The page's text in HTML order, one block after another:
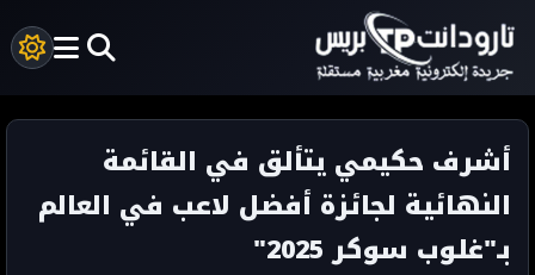
أشرف حكيمي يتألق في القائمة
النهائية لجائزة أفضل لاعب في العالم
بـ"غلوب سوكر 2025"